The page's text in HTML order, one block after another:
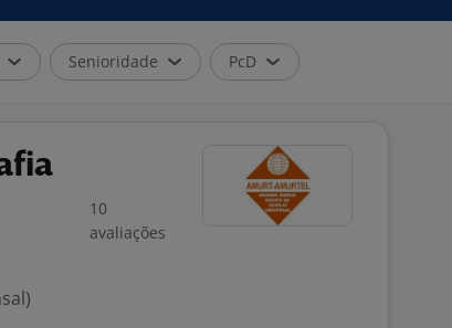
Senioridade PcD
10
avaliações